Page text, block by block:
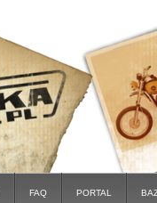
FAQ PORTAL